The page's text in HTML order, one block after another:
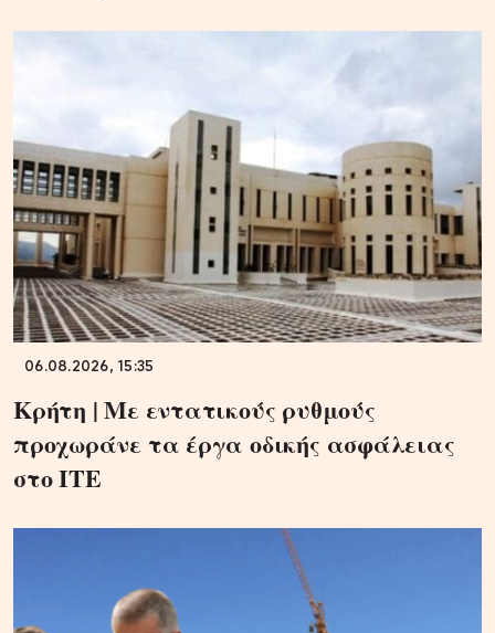
06.08.2026, 15:35
Κρήτη | Με εντατικούς ρυθμούς
προχωράνε τα έργα οδικής ασφάλειας
στο ΙΤΕ